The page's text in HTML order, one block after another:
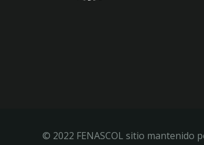
© 2022 FENASCOL sitio mantenido